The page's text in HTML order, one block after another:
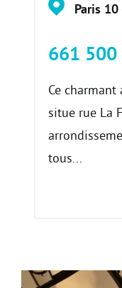
Paris
661 500
Ce
situe rue La
tous...